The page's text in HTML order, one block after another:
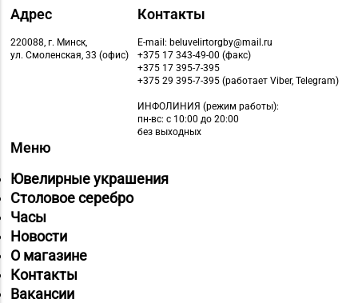
Адрес
220088, г. Минск,
ул. Смоленская, 33 (офис)
Контакты
E-mail: beluvelirtorgby@mail.ru
+375 17 343-49-00 (факс)
+375 17 395-7-395
+375 29 395-7-395 (работает Viber, Telegram)
ИНФОЛИНИЯ (режим работы):
пн-вс: с 10:00 до 20:00
без выходных
Меню
Ювелирные украшения
Столовое серебро
Часы
Новости
О магазине
Контакты
Вакансии